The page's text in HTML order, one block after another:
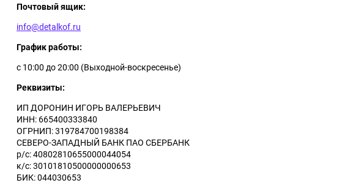
Почтовый ящик:
info@detalkof.ru
График работы:
с 10:00 до 20:00 (Выходной-воскресенье)
Реквизиты:
ИП ДОРОНИН ИГОРЬ ВАЛЕРЬЕВИЧ
ИНН: 665400333840
ОГРНИП: 319784700198384
СЕВЕРО-ЗАПАДНЫЙ БАНК ПАО СБЕРБАНК
р/с: 40802810655000044054
к/с: 30101810500000000653
БИК: 044030653